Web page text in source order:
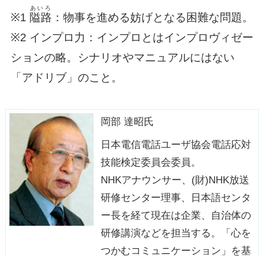
※1 隘路
あいろ
：物事を進める妨げとなる困難な問題。
※2 インプロ力：インプロとはインプロヴィゼー
ションの略。シナリオやマニュアルにはない
「アドリブ」のこと。
岡部 達昭氏
日本電信電話ユーザ協会電話応対
技能検定委員会委員。
NHKアナウンサー、(財)NHK放送
研修センター理事、日本語センタ
ー長を経て現在は企業、自治体の
研修講演などを担当する。「心を
つかむコミュニケーション」を基